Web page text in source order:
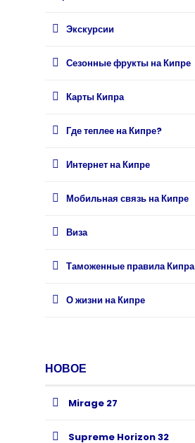
Экскурсии
Сезонные фрукты на Кипре
Карты Кипра
Где теплее на Кипре?
Интернет на Кипре
Мобильная связь на Кипре
Виза
Таможенные правила Кипра
О жизни на Кипре
НОВОЕ
Mirage 27
Supreme Horizon 32